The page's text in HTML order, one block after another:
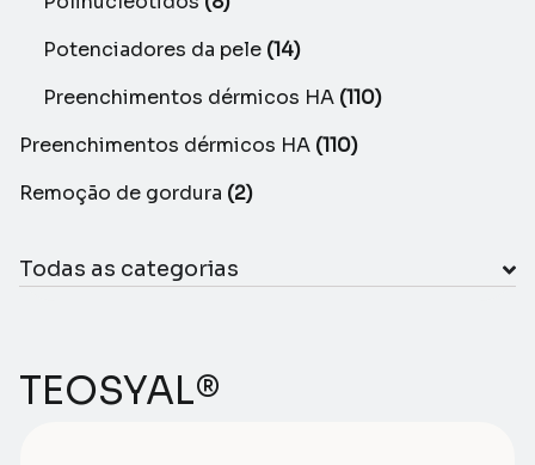
Potenciadores da pele (14)
Preenchimentos dérmicos HA (110)
Preenchimentos dérmicos HA (110)
Remoção de gordura (2)
Todas as categorias
TEOSYAL®